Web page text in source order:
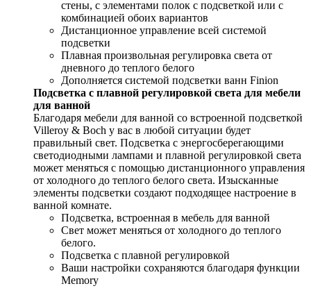
стены, с элементами полок с подсветкой или с
комбинацией обоих вариантов
Дистанционное управление всей системой
подсветки
Плавная произвольная регулировка света от
дневного до теплого белого
Дополняется системой подсветки ванн Finion
Подсветка с плавной регулировкой света для мебели
для ванной
Благодаря мебели для ванной со встроенной подсветкой
Villeroy & Boch у вас в любой ситуации будет
правильный свет. Подсветка с энергосберегающими
светодиодными лампами и плавной регулировкой света
может меняться с помощью дистанционного управления
от холодного до теплого белого света. Изысканные
элементы подсветки создают подходящее настроение в
ванной комнате.
Подсветка, встроенная в мебель для ванной
Свет может меняться от холодного до теплого
белого.
Подсветка с плавной регулировкой
Ваши настройки сохраняются благодаря функции
Memory